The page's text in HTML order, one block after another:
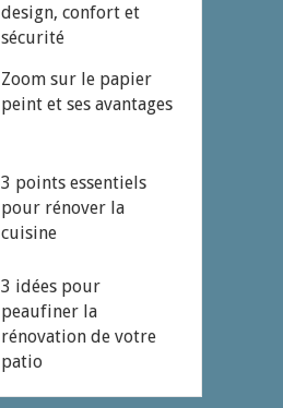
design, confort et
sécurité
Zoom sur le papier
peint et ses avantages
3 points essentiels
pour rénover la
cuisine
3 idées pour
peaufiner la
rénovation de votre
patio